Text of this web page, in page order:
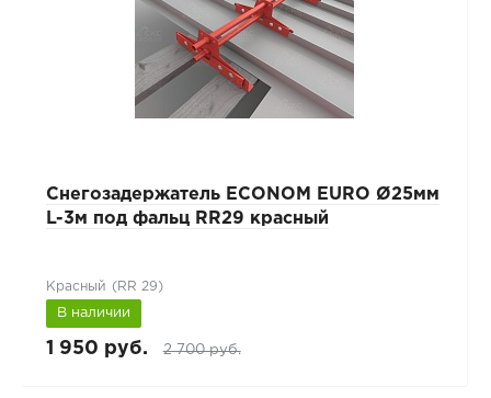
Снегозадержатель ECONOM EURO Ø25мм
L-3м под фальц RR29 красный
Красный (RR 29)
В наличии
1 950 руб. 2 700 руб.